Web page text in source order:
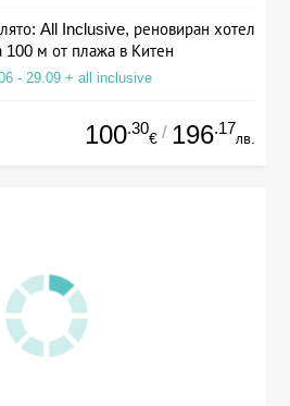
All Inclusive, реновиран хотел
100 м от плажа в Китен
- 29.09 + all inclusive
100.30
€ / 196.17
лв.